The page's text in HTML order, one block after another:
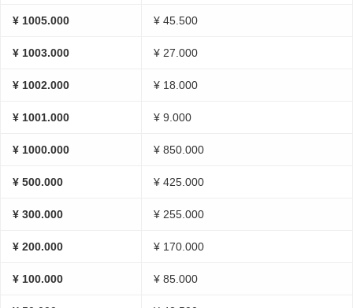
¥ 1005.000 ¥ 45.500
¥ 1003.000 ¥ 27.000
¥ 1002.000 ¥ 18.000
¥ 1001.000 ¥ 9.000
¥ 1000.000 ¥ 850.000
¥ 500.000 ¥ 425.000
¥ 300.000 ¥ 255.000
¥ 200.000 ¥ 170.000
¥ 100.000 ¥ 85.000